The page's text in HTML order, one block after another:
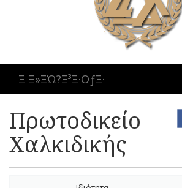
Ξ Ξ»ΞΏ?Ξ³Ξ·ΟƒΞ·
Πρωτοδικείο
Χαλκιδικής